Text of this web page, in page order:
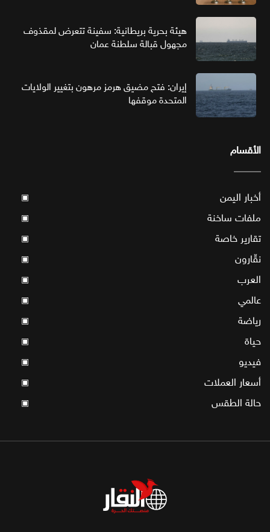
هيئة بحرية بريطانية: سفينة تتعرض لمقذوف
مجهول قبالة سلطنة عمان
إيران: فتح مضيق هرمز مرهون بتغيير الولايات
المتحدة موقفها
الأقسام
أخبار اليمن ▣
ملفات ساخنة ▣
تقارير خاصة ▣
نقّارون ▣
العرب ▣
عالمي ▣
رياضة ▣
حياة ▣
فيديو ▣
أسعار العملات ▣
حالة الطقس ▣